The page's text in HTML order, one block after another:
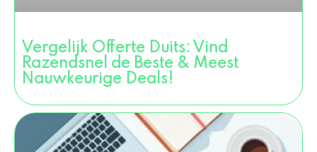
Vergelijk Offerte Duits: Vind
Razendsnel de Beste & Meest
Nauwkeurige Deals!